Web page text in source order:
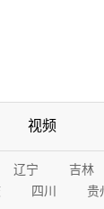
视频
辽宁 吉林
四川 贵